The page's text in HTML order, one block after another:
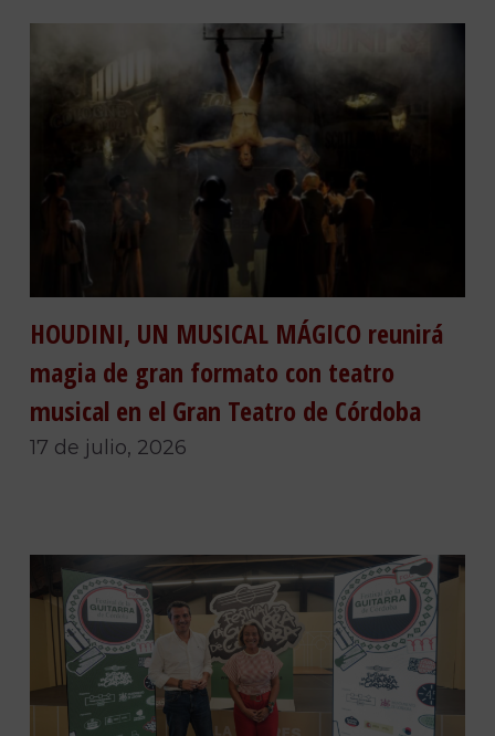
HOUDINI, UN MUSICAL MÁGICO reunirá
magia de gran formato con teatro
musical en el Gran Teatro de Córdoba
17 de julio, 2026